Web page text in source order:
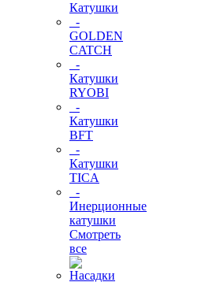
Катушки
-
GOLDEN
CATCH
-
Катушки
RYOBI
-
Катушки
BFT
-
Катушки
TICA
-
Инерционные
катушки
Смотреть
все